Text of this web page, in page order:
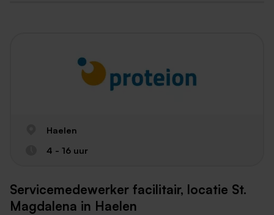
Haelen
4 - 16 uur
Servicemedewerker facilitair, locatie St.
Magdalena in Haelen